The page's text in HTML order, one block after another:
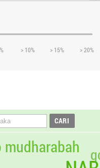
> 10% > 15% > 20%